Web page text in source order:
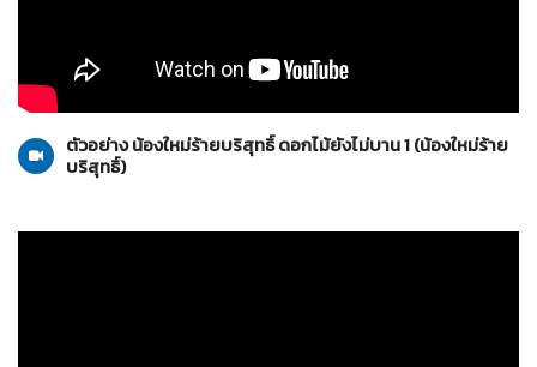
06-11-2553
ตัวอย่าง น้องใหม่ร้ายบริสุทธิ์ ดอกไม้ยังไม่บาน 1 (น้องใหม่ร้าย
บริสุทธิ์)